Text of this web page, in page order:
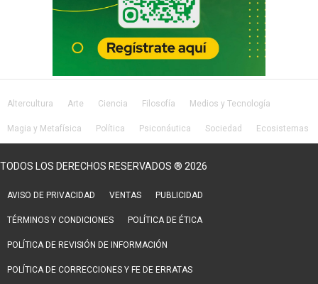
Altercultura Arte Ciencia Filosofía Medios y Tecnología
Magia y Metafísica Política Psiconáutica Sociedad Ecosistemas
TODOS LOS DERECHOS RESERVADOS ® 2026
AVISO DE PRIVACIDAD VENTAS PUBLICIDAD
TÉRMINOS Y CONDICIONES POLÍTICA DE ÉTICA
POLÍTICA DE REVISIÓN DE INFORMACIÓN
POLÍTICA DE CORRECCIONES Y FE DE ERRATAS